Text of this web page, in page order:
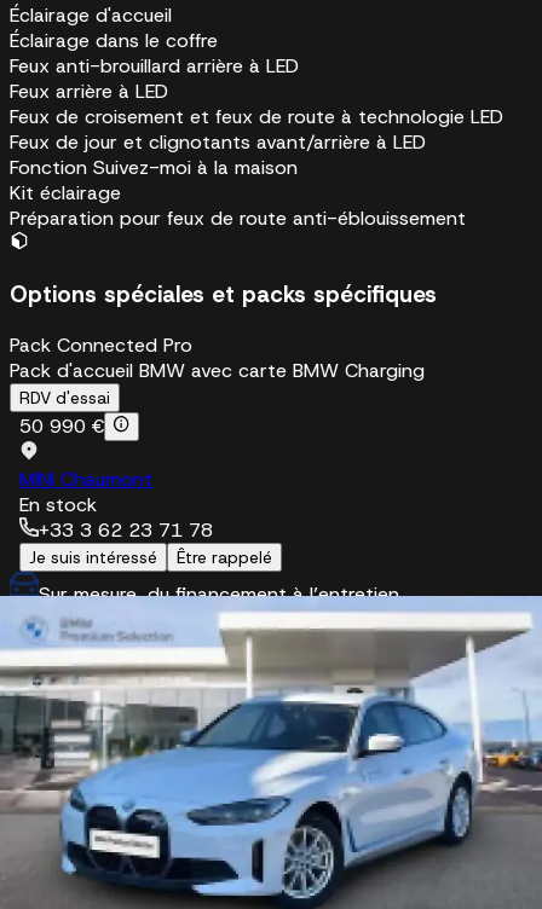
Éclairage d'accueil
Éclairage dans le coffre
Feux anti-brouillard arrière à LED
Feux arrière à LED
Feux de croisement et feux de route à technologie LED
Feux de jour et clignotants avant/arrière à LED
Fonction Suivez-moi à la maison
Kit éclairage
Préparation pour feux de route anti-éblouissement
Options spéciales et packs spécifiques
Pack Connected Pro
Pack d'accueil BMW avec carte BMW Charging
RDV d'essai
50 990 €
MINI Chaumont
En stock
+33 3 62 23 71 78
Je suis intéressé Être rappelé
Sur mesure, du financement à l’entretien
Etendez la garantie jusqu'à 5 ans avec l'option
dans le financement
Véhicule reconditionné et garantie
Véhicule certifié Car Avenue 2ème vie
Faire reprendre mon véhicule par Car
Avenue
Estimation gratuite